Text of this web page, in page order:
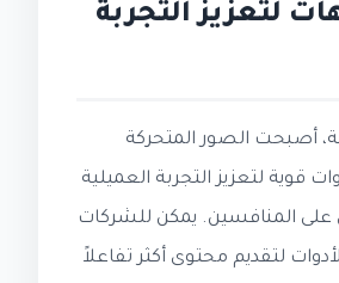
لتعزيز التجربة
أصبحت الصور المتحركة
قوية لتعزيز التجربة العميلية
على المنافسين. يمكن للشركات
لتقديم محتوى أكثر تفاعلاً